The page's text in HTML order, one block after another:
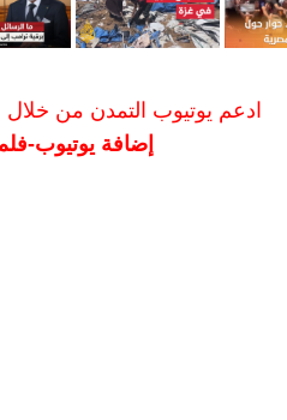
ادعم يوتيوب التمدن من خلال
إضافة يوتيوب-